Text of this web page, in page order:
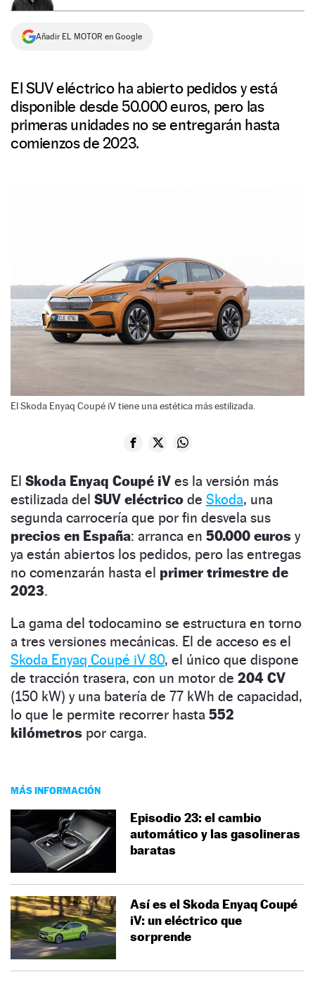
Añadir EL MOTOR en Google
El SUV eléctrico ha abierto pedidos y está
disponible desde 50.000 euros, pero las
primeras unidades no se entregarán hasta
comienzos de 2023.
El Skoda Enyaq Coupé iV tiene una estética más estilizada.
El Skoda Enyaq Coupé iV es la versión más
estilizada del SUV eléctrico de Skoda, una
segunda carrocería que por fin desvela sus
precios en España: arranca en 50.000 euros y
ya están abiertos los pedidos, pero las entregas
no comenzarán hasta el primer trimestre de
2023.
La gama del todocamino se estructura en torno
a tres versiones mecánicas. El de acceso es el
Skoda Enyaq Coupé iV 80, el único que dispone
de tracción trasera, con un motor de 204 CV
(150 kW) y una batería de 77 kWh de capacidad,
lo que le permite recorrer hasta 552
kilómetros por carga.
MÁS INFORMACIÓN
Episodio 23: el cambio
automático y las gasolineras
baratas
Así es el Skoda Enyaq Coupé
iV: un eléctrico que
sorprende